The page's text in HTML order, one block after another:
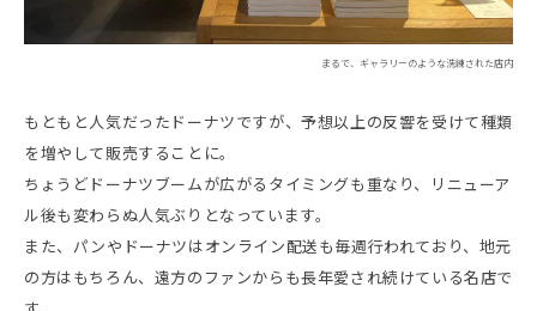
まるで、ギャラリーのような洗練された店内
もともと人気だったドーナツですが、予想以上の反響を受けて種類
を増やして販売することに。
ちょうどドーナツブームが広がるタイミングも重なり、リニューア
ル後も変わらぬ人気ぶりとなっています。
また、パンやドーナツはオンライン配送も毎週行われており、地元
の方はもちろん、遠方のファンからも長年愛され続けている名店で